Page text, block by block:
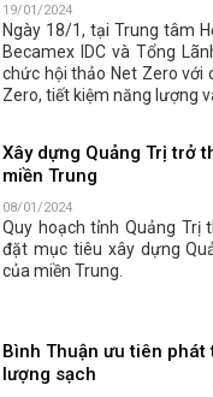
19/01/2024
Ngày 18/1, tại Trung tâm
Becamex IDC và Tổng
chức hội thảo Net Zero với
Zero, tiết kiệm năng lượng
Xây dựng Quảng Trị trở
miền Trung
08/01/2024
Quy hoạch tỉnh Quảng Trị
đặt mục tiêu xây dựng
của miền Trung.
Bình Thuận ưu tiên
lượng sạch